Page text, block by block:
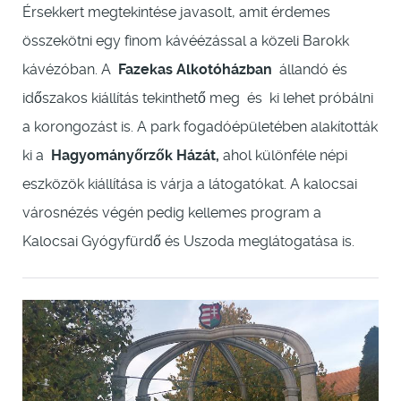
Érsekkert megtekintése javasolt, amit érdemes
összekötni egy finom kávéézással a közeli Barokk
kávézóban. A Fazekas Alkotóházban állandó és
időszakos kiállítás tekinthető meg és ki lehet próbálni
a korongozást is. A park fogadóépületében alakították
ki a Hagyományőrzők Házát, ahol különféle népi
eszközök kiállítása is várja a látogatókat. A kalocsai
városnézés végén pedig kellemes program a
Kalocsai Gyógyfürdő és Uszoda meglátogatása is.